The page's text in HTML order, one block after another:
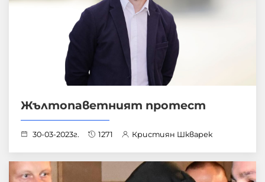
Жълтопаветният протест
30-03-2023г. 1271 Кристиян Шкварек